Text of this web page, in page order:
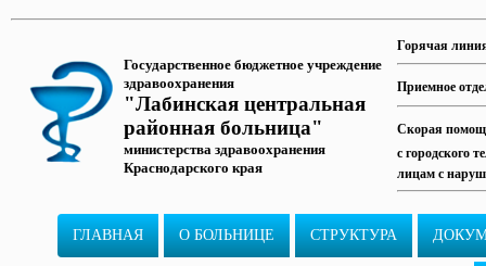
Государственное бюджетное учреждение
здравоохранения
"Лабинская центральная
районная больница"
министерства здравоохранения
Краснодарского края
Горячая
Приемное
Скорая
с городского
лицам с
ГЛАВНАЯ О БОЛЬНИЦЕ СТРУКТУРА